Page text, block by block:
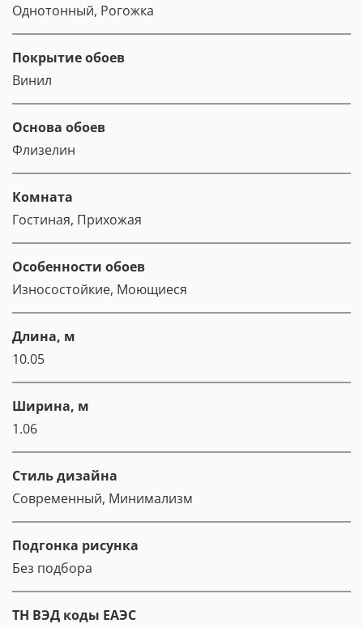
Однотонный, Рогожка
Покрытие обоев
Винил
Основа обоев
Флизелин
Комната
Гостиная, Прихожая
Особенности обоев
Износостойкие, Моющиеся
Длина, м
10.05
Ширина, м
1.06
Стиль дизайна
Современный, Минимализм
Подгонка рисунка
Без подбора
ТН ВЭД коды ЕАЭС